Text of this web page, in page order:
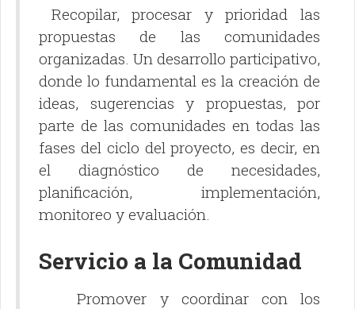
Recopilar, procesar y prioridad las
propuestas de las comunidades
organizadas. Un desarrollo participativo,
donde lo fundamental es la creación de
ideas, sugerencias y propuestas, por
parte de las comunidades en todas las
fases del ciclo del proyecto, es decir, en
el diagnóstico de necesidades,
planificación, implementación,
monitoreo y evaluación.
Servicio a la Comunidad
Promover y coordinar con los